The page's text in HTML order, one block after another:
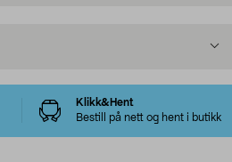
Klikk&Hent
Bestill på nett og hent i butikk